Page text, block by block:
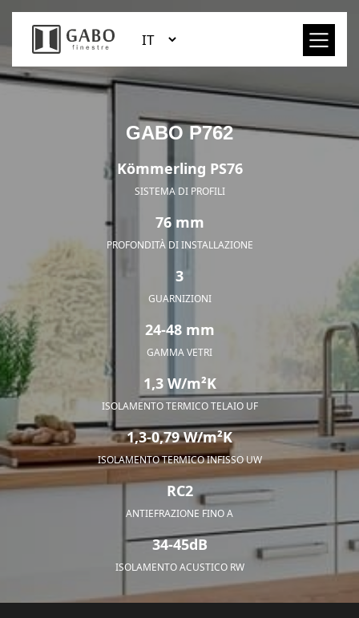
GABO P762
Kömmerling PS76
SISTEMA DI PROFILI
76 mm
PROFONDITÀ DI INSTALLAZIONE
3
GUARNIZIONI
24-48 mm
GAMMA VETRI
1,3 W/m²K
ISOLAMENTO TERMICO TELAIO UF
1,3-0,79 W/m²K
ISOLAMENTO TERMICO INFISSO UW
RC2
ANTIEFRAZIONE FINO A
34-45dB
ISOLAMENTO ACUSTICO RW